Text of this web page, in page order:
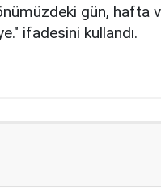
gün, hafta
ifadesini kullandı.